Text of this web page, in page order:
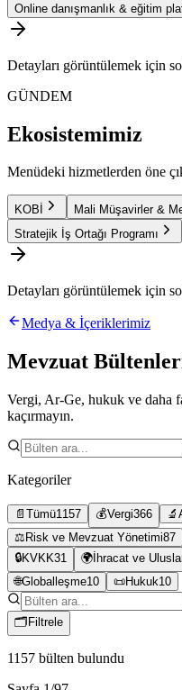
Online danışmanlık & eğitim
Detayları görüntülemek için
GÜNDEM
Ekosistemimiz
Menüdeki hizmetlerden öne
KOBİ
Mali Müşavirler &
Stratejik İş Ortağı Programı
Detayları görüntülemek için
Medya & İçeriklerimiz
Mevzuat
Vergi, Ar-Ge, hukuk ve daha
kaçırmayın.
Kategoriler
📄 Tümü1157 💰Vergi366 🔬
⚖️ Risk ve Mevzuat Yönetimi87
🔒KVKK31 🌍 İhracat ve
🌐Globalleşme10 📜Hukuk10
🗂 Filtrele
1157 bülten bulundu